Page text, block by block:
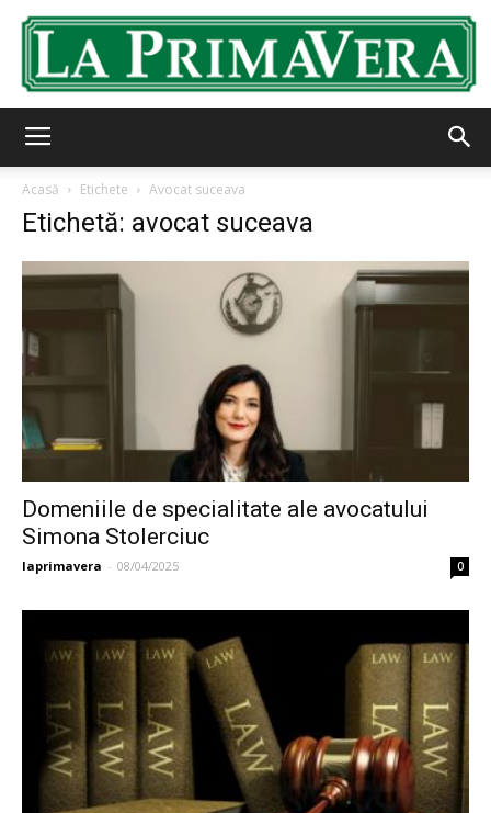
Acasă Etichete Avocat suceava
Etichetă: avocat suceava
Domeniile de specialitate ale avocatului
Simona Stolerciuc
laprimavera - 08/04/2025 0